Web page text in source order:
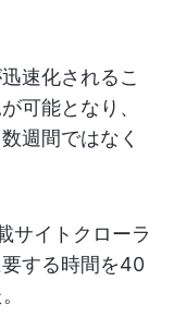
速化されるこ
可能となり、
週間ではなく
サイトクローラ
する時間を40